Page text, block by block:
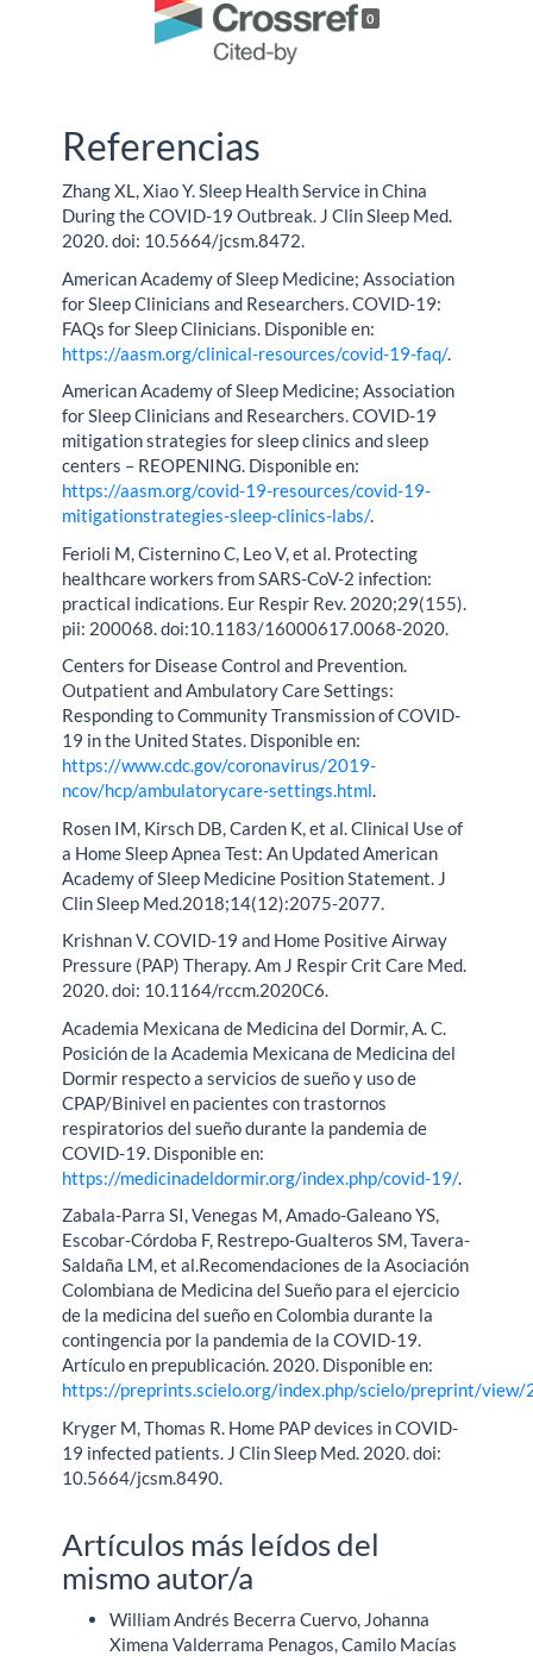
0
Referencias
Zhang XL, Xiao Y. Sleep Health Service in China
During the COVID-19 Outbreak. J Clin Sleep Med.
2020. doi: 10.5664/jcsm.8472.
American Academy of Sleep Medicine; Association
for Sleep Clinicians and Researchers. COVID-19:
FAQs for Sleep Clinicians. Disponible en:
https://aasm.org/clinical-resources/covid-19-faq/.
American Academy of Sleep Medicine; Association
for Sleep Clinicians and Researchers. COVID-19
mitigation strategies for sleep clinics and sleep
centers – REOPENING. Disponible en:
https://aasm.org/covid-19-resources/covid-19-
mitigationstrategies-sleep-clinics-labs/.
Ferioli M, Cisternino C, Leo V, et al. Protecting
healthcare workers from SARS-CoV-2 infection:
practical indications. Eur Respir Rev. 2020;29(155).
pii: 200068. doi:10.1183/16000617.0068-2020.
Centers for Disease Control and Prevention.
Outpatient and Ambulatory Care Settings:
Responding to Community Transmission of COVID-
19 in the United States. Disponible en:
https://www.cdc.gov/coronavirus/2019-
ncov/hcp/ambulatorycare-settings.html.
Rosen IM, Kirsch DB, Carden K, et al. Clinical Use of
a Home Sleep Apnea Test: An Updated American
Academy of Sleep Medicine Position Statement. J
Clin Sleep Med.2018;14(12):2075-2077.
Krishnan V. COVID-19 and Home Positive Airway
Pressure (PAP) Therapy. Am J Respir Crit Care Med.
2020. doi: 10.1164/rccm.2020C6.
Academia Mexicana de Medicina del Dormir, A. C.
Posición de la Academia Mexicana de Medicina del
Dormir respecto a servicios de sueño y uso de
CPAP/Binivel en pacientes con trastornos
respiratorios del sueño durante la pandemia de
COVID-19. Disponible en:
https://medicinadeldormir.org/index.php/covid-19/.
Zabala-Parra SI, Venegas M, Amado-Galeano YS,
Escobar-Córdoba F, Restrepo-Gualteros SM, Tavera-
Saldaña LM, et al.Recomendaciones de la Asociación
Colombiana de Medicina del Sueño para el ejercicio
de la medicina del sueño en Colombia durante la
contingencia por la pandemia de la COVID-19.
Artículo en prepublicación. 2020. Disponible en:
https://preprints.scielo.org/index.php/scielo/preprint/
Kryger M, Thomas R. Home PAP devices in COVID-
19 infected patients. J Clin Sleep Med. 2020. doi:
10.5664/jcsm.8490.
Artículos más leídos del
mismo autor/a
William Andrés Becerra Cuervo, Johanna
Ximena Valderrama Penagos, Camilo Macías